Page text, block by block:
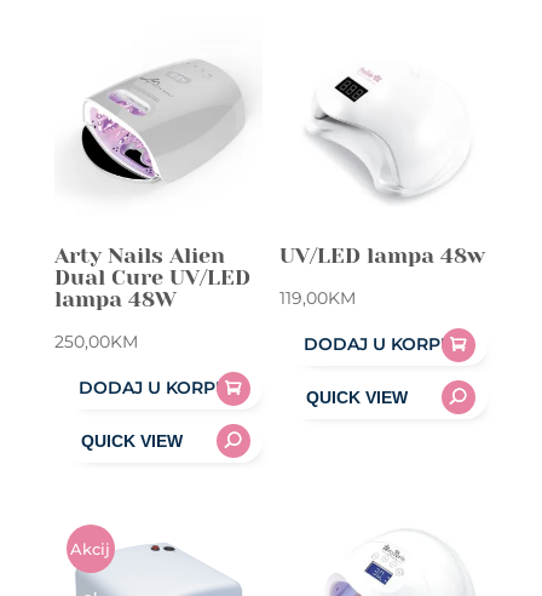
Arty Nails Alien
Dual Cure UV/LED
lampa 48W
250,00KM
DODAJ U KORPU
UV/LED lampa 48w
119,00KM
DODAJ U KORPU
Akcij